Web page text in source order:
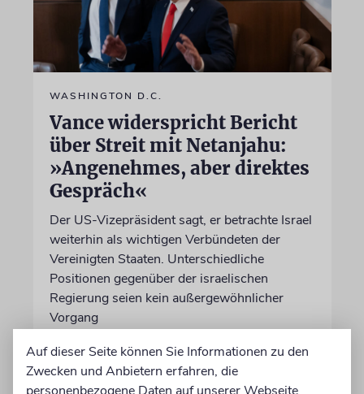
WASHINGTON D.C.
Vance widerspricht Bericht
über Streit mit Netanjahu:
»Angenehmes, aber direktes
Gespräch«
Der US-Vizepräsident sagt, er betrachte Israel
weiterhin als wichtigen Verbündeten der
Vereinigten Staaten. Unterschiedliche
Positionen gegenüber der israelischen
Regierung seien kein außergewöhnlicher
Vorgang
06.08.2026
Auf dieser Seite können Sie Informationen zu den
Zwecken und Anbietern erfahren, die
personenbezogene Daten auf unserer Webseite